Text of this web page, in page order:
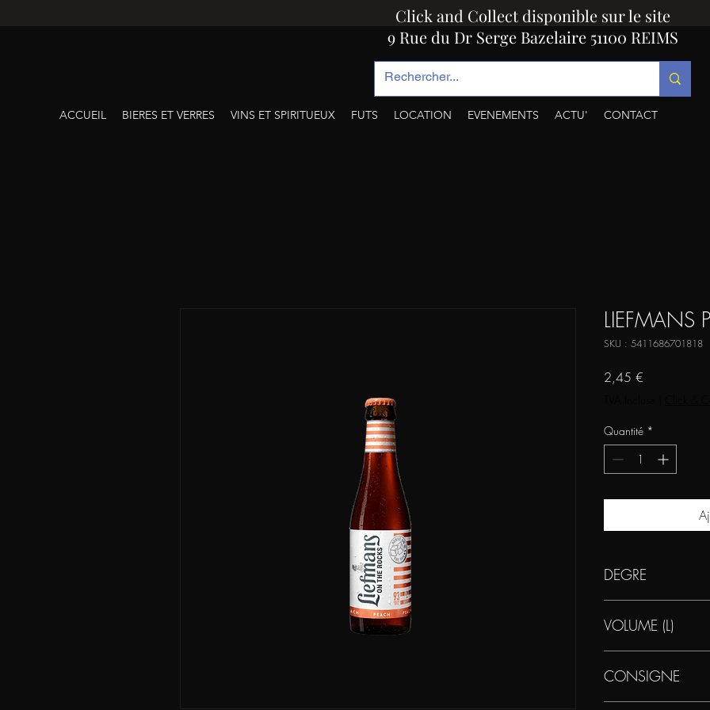
Click and Collect disponible sur le site
9 Rue du Dr Serge Bazelaire 51100 REIMS
ACCUEIL BIERES ET VERRES VINS ET SPIRITUEUX FUTS LOCATION EVENEMENTS ACTU' CONTACT
LIEFMANS
SKU : 5411686701818
2,45 €
Quantité *
DEGRE
VOLUME (L)
CONSIGNE